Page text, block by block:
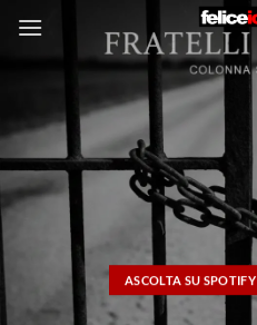
ASCOLTA SU SPOTIFY